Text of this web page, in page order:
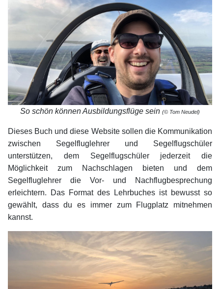
So schön können Ausbildungsflüge sein (© Tom Neudel)
Dieses Buch und diese Website sollen die Kommunikation
zwischen Segelfluglehrer und Segelflugschüler
unterstützen, dem Segelflugschüler jederzeit die
Möglichkeit zum Nachschlagen bieten und dem
Segelfluglehrer die Vor- und Nachflugbesprechung
erleichtern. Das Format des Lehrbuches ist bewusst so
gewählt, dass du es immer zum Flugplatz mitnehmen
kannst.